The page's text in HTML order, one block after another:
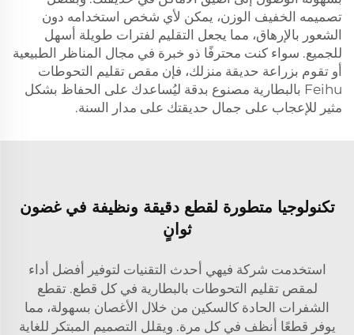
تصميمه الخفيف الوزن، يمكن لأي شخص استخدامه دون
الشعور بالإرهاق، مما يجعل التقليم لفترات طويلة أسهل
للجميع. سواء كنت محترفًا ذو خبرة في مجال المناظر الطبيعية
أو تقوم بزراعة حديقة منزلك، فإن مقص تقليم التحوطات
Feihu بالبطارية مصنوع بدقة ليُساعدك على الحفاظ بشكل
مثير للإعجاب على جمال حديقتك على مدار السنة.
تكنولوجيا متطورة لقطع دقيقة ونظيفة في غضون
ثوانٍ
استخدمت شركة فيهي أحدث التقنيات لتوفير أفضل أداء
لمقص تقليم التحوطات بالبطارية في كل قطع. تقطع
الشفرات الحادة كالسكين من خلال الأغصان بسهولة، مما
يوفر قطعًا أنظف في كل مرة. ويقلل التصميم المبتكر للغاية